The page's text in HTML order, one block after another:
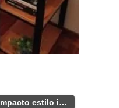
Escritorio de oficina compacto estilo industrial